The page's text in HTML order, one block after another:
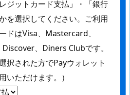
ジットカード支払」・「銀行
を選択してください。ご利用
ドはVisa、Mastercard、
、Diners Clubです。
択された方でPayウォレット
いただけます。）